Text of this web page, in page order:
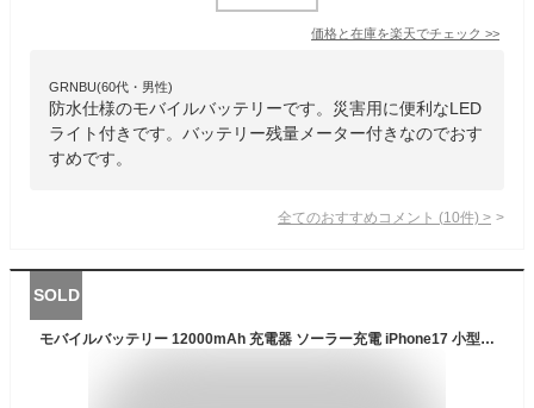
価格と在庫を楽天でチェック >>
GRNBU(60代・男性)
防水仕様のモバイルバッテリーです。災害用に便利なLED
ライト付きです。バッテリー残量メーター付きなのでおす
すめです。
全てのおすすめコメント (10件) >
SOLD
モバイルバッテリー 12000mAh 充電器 ソーラー充電 iPhone17 小型 大容量 軽量 iphone14 type-c se 防水 防災 USB スマートフォン ソーラー充電 太陽光 LEDライト 充電 災害